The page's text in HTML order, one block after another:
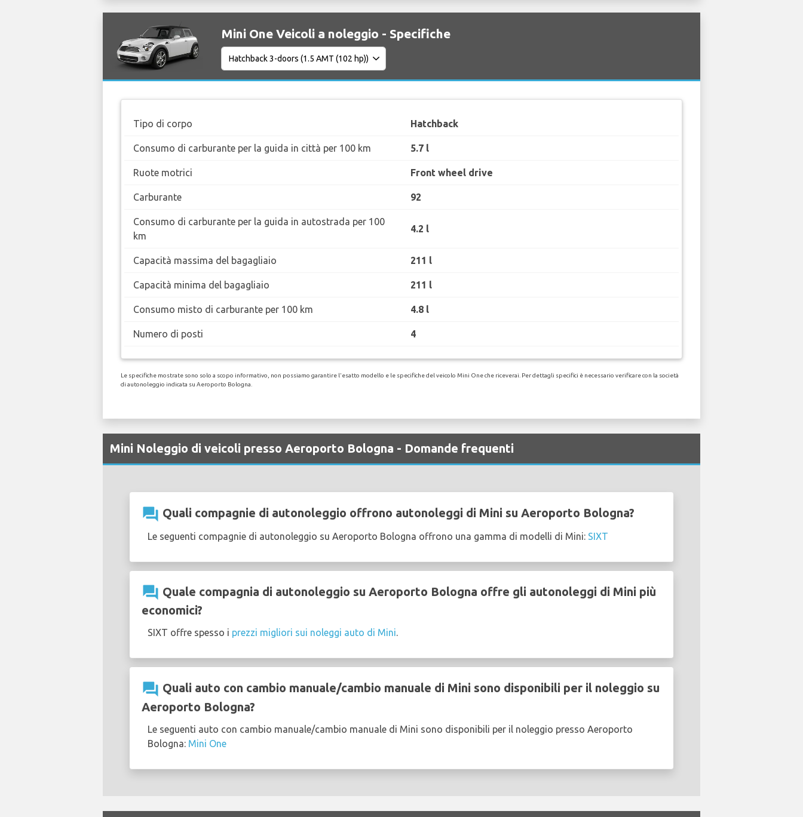
Mini One Veicoli a noleggio - Specifiche
Tipo di corpo Hatchback
Consumo di carburante per la guida in città per 100 km 5.7 l
Ruote motrici Front wheel drive
Carburante 92
Consumo di carburante per la guida in autostrada per 100
km
4.2 l
Capacità massima del bagagliaio 211 l
Capacità minima del bagagliaio 211 l
Consumo misto di carburante per 100 km 4.8 l
Numero di posti 4
Le specifiche mostrate sono solo a scopo informativo, non possiamo garantire l'esatto modello e le specifiche del veicolo Mini One che riceverai. Per dettagli specifici è necessario verificare con la società
di autonoleggio indicata su Aeroporto Bologna.
Mini Noleggio di veicoli presso Aeroporto Bologna - Domande frequenti
question_answer Quali compagnie di autonoleggio offrono autonoleggi di Mini su Aeroporto Bologna?
Le seguenti compagnie di autonoleggio su Aeroporto Bologna offrono una gamma di modelli di Mini: SIXT
question_answer Quale compagnia di autonoleggio su Aeroporto Bologna offre gli autonoleggi di Mini più
economici?
SIXT offre spesso i prezzi migliori sui noleggi auto di Mini.
question_answer Quali auto con cambio manuale/cambio manuale di Mini sono disponibili per il noleggio su
Aeroporto Bologna?
Le seguenti auto con cambio manuale/cambio manuale di Mini sono disponibili per il noleggio presso Aeroporto
Bologna: Mini One